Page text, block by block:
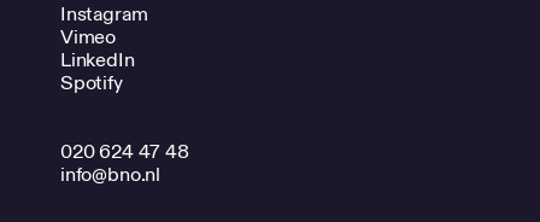
Instagram
Vimeo
LinkedIn
Spotify
020 624 47 48
info@bno.nl